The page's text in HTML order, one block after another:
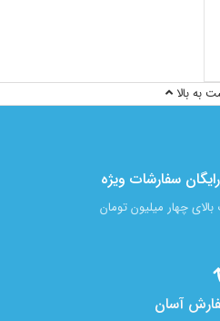
به بالا
سفارشات ویژه
چهار میلیون تومان
آسان​